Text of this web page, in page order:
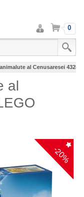
Intra
in
cont
Cos 0
al Cenusaresei 43283
al
-20%